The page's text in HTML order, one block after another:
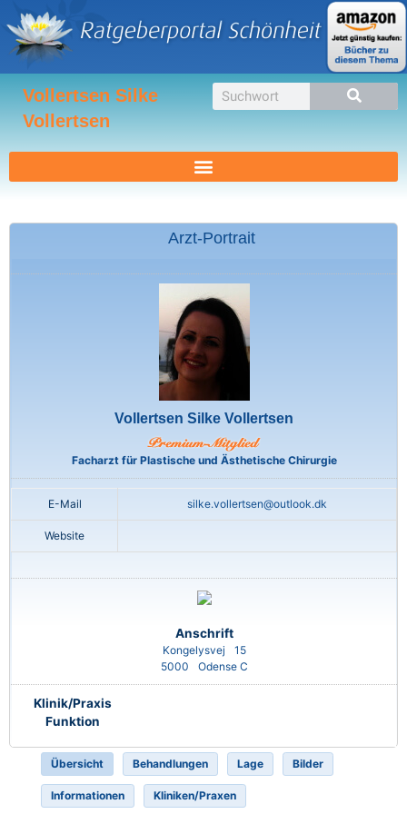
Inhalt
springen
Vollertsen Silke
Vollertsen
Suche
Arzt-Portrait
Vollertsen Silke Vollertsen
Facharzt für Plastische und Ästhetische Chirurgie
E-Mail silke.vollertsen@outlook.dk
Website
Anschrift
Kongelysvej
15
5000
Odense C
Klinik/Praxis
Funktion
Übersicht Behandlungen Lage Bilder
Informationen Kliniken/Praxen